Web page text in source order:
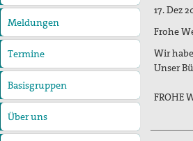
christi
Meldungen
Termine
Basisgruppen
Über uns
Präambel
Kurzvorstellung
Geschäftsstelle
Kontakt
17. Dez
Frohe
Wir
Unser
FROHE